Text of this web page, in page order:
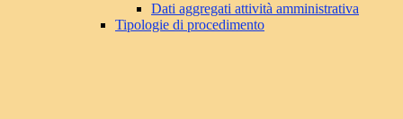
Dati aggregati attività amministrativa
Tipologie di procedimento